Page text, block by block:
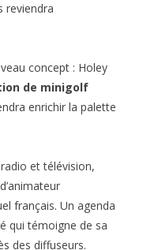
reviendra
concept : Holey
de minigolf
enrichir la palette
et télévision,
français. Un agenda
qui témoigne de sa
des diffuseurs.